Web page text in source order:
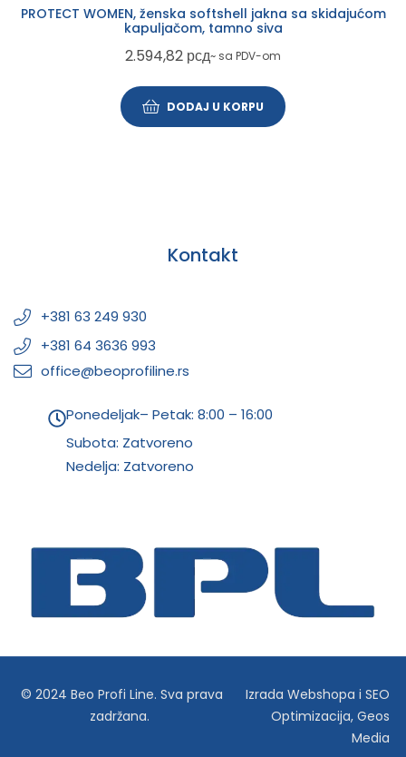
PROTECT WOMEN, ženska softshell jakna sa skidajućom
kapuljačom, tamno siva
2.594,82 рсд~ sa PDV-om
DODAJ U KORPU
Kontakt
+381 63 249 930
+381 64 3636 993
office@beoprofiline.rs
Ponedeljak– Petak: 8:00 – 16:00
Subota: Zatvoreno
Nedelja: Zatvoreno
© 2024 Beo Profi Line. Sva prava
zadržana.
Izrada Webshopa iSEO
Optimizacija,Geos
Media